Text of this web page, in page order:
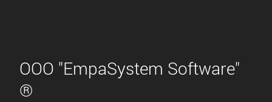
ООО "EmpaSystem Software"
®